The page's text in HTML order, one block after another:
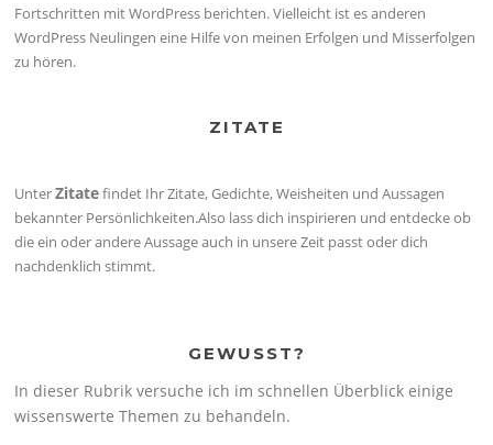
Fortschritten mit WordPress berichten. Vielleicht ist es anderen
WordPress Neulingen eine Hilfe von meinen Erfolgen und Misserfolgen
zu hören.
ZITATE
UnterZitatefindet Ihr Zitate, Gedichte, Weisheiten und Aussagen
bekannter Persönlichkeiten.Also lass dich inspirieren und entdecke ob
die ein oder andere Aussage auch in unsere Zeit passt oder dich
nachdenklich stimmt.
GEWUSST?
In dieser Rubrik versuche ich im schnellen Überblick einige
wissenswerte Themen zu behandeln.